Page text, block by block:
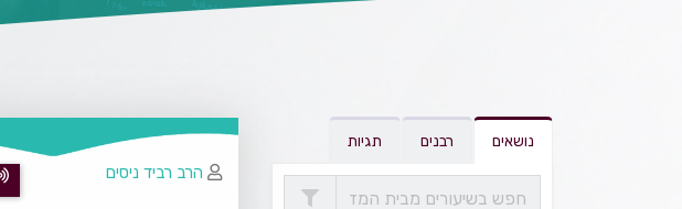
נושאים רבנים תגיות
הרב רביד ניסים